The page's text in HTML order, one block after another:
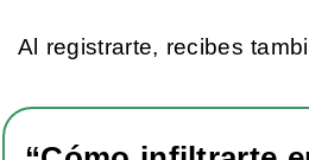
Al registrarte, recibes